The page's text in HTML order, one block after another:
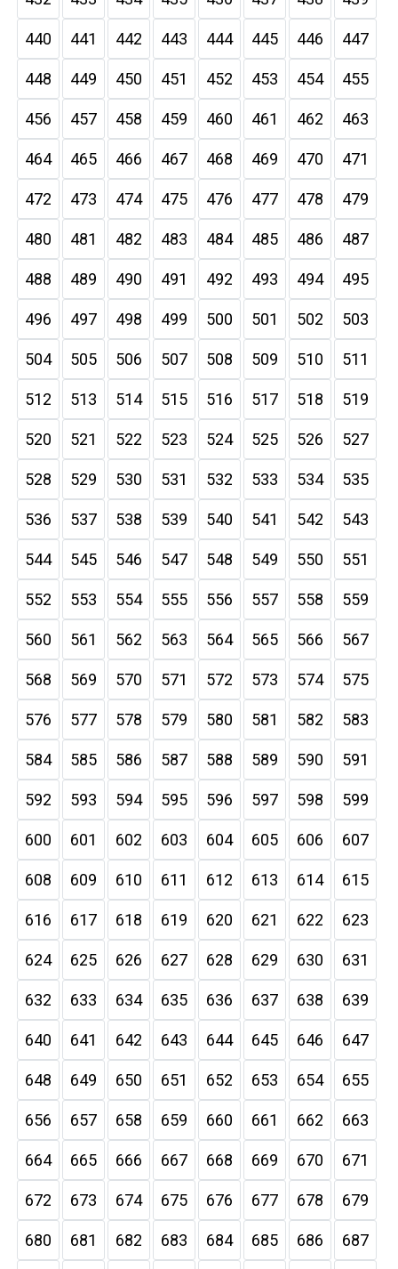
440 441 442 443 444 445 446 447
448 449 450 451 452 453 454 455
456 457 458 459 460 461 462 463
464 465 466 467 468 469 470 471
472 473 474 475 476 477 478 479
480 481 482 483 484 485 486 487
488 489 490 491 492 493 494 495
496 497 498 499 500 501 502 503
504 505 506 507 508 509 510 511
512 513 514 515 516 517 518 519
520 521 522 523 524 525 526 527
528 529 530 531 532 533 534 535
536 537 538 539 540 541 542 543
544 545 546 547 548 549 550 551
552 553 554 555 556 557 558 559
560 561 562 563 564 565 566 567
568 569 570 571 572 573 574 575
576 577 578 579 580 581 582 583
584 585 586 587 588 589 590 591
592 593 594 595 596 597 598 599
600 601 602 603 604 605 606 607
608 609 610 611 612 613 614 615
616 617 618 619 620 621 622 623
624 625 626 627 628 629 630 631
632 633 634 635 636 637 638 639
640 641 642 643 644 645 646 647
648 649 650 651 652 653 654 655
656 657 658 659 660 661 662 663
664 665 666 667 668 669 670 671
672 673 674 675 676 677 678 679
680 681 682 683 684 685 686 687